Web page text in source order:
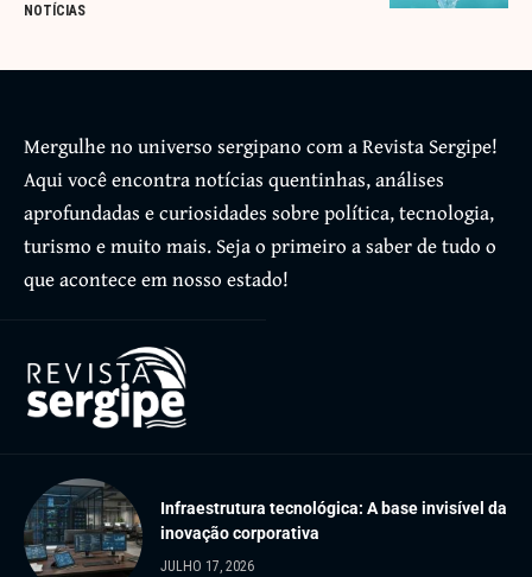
NOTÍCIAS
Mergulhe no universo sergipano com a Revista Sergipe!
Aqui você encontra notícias quentinhas, análises
aprofundadas e curiosidades sobre política, tecnologia,
turismo e muito mais. Seja o primeiro a saber de tudo o
que acontece em nosso estado!
Infraestrutura tecnológica: A base invisível da
inovação corporativa
JULHO 17, 2026